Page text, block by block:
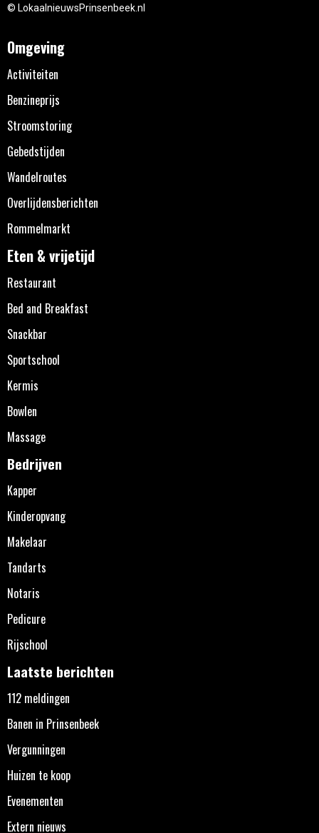
© LokaalnieuwsPrinsenbeek.nl
Omgeving
Activiteiten
Benzineprijs
Stroomstoring
Gebedstijden
Wandelroutes
Overlijdensberichten
Rommelmarkt
Eten & vrijetijd
Restaurant
Bed and Breakfast
Snackbar
Sportschool
Kermis
Bowlen
Massage
Bedrijven
Kapper
Kinderopvang
Makelaar
Tandarts
Notaris
Pedicure
Rijschool
Laatste berichten
112 meldingen
Banen in Prinsenbeek
Vergunningen
Huizen te koop
Evenementen
Extern nieuws